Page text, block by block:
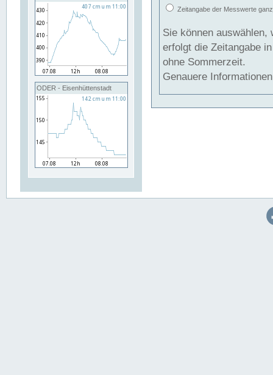
ODER - Eisenhüttenstadt
Zeitangabe der Messwerte
Sie können auswählen,
erfolgt die Zeitangabe
ohne Sommerzeit.
Genauere